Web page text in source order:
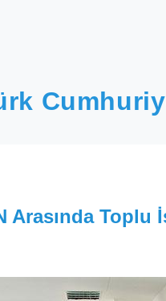
Arasında Toplu